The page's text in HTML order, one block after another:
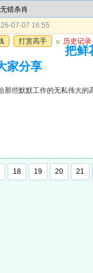
错杀肖
07-07 16:55
打赏高手 u 历史记录
把鲜
家分享
那些默默工作的无私伟大的
18 19 20 21